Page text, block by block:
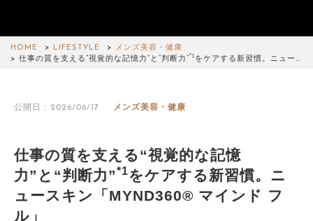
HOME LIFESTYLE
メンズ美容・健康
仕事の質を支える“視覚的な記憶力”と“判断力”*1 をケアする新習慣。ニュー…
公開日：2026/06/17 メンズ美容・健康
仕事の質を支える“視覚的な記憶
力”と“判断力”*1をケアする新習慣。ニ
ュースキン「MYND360® マインド フ
ル」